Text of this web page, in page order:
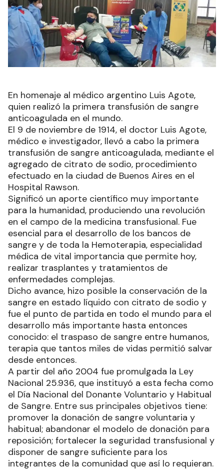
En homenaje al médico argentino Luis Agote,
quien realizó la primera transfusión de sangre
anticoagulada en el mundo.
El 9 de noviembre de 1914, el doctor Luis Agote,
médico e investigador, llevó a cabo la primera
transfusión de sangre anticoagulada, mediante el
agregado de citrato de sodio, procedimiento
efectuado en la ciudad de Buenos Aires en el
Hospital Rawson.
Significó un aporte científico muy importante
para la humanidad, produciendo una revolución
en el campo de la medicina transfusional. Fue
esencial para el desarrollo de los bancos de
sangre y de toda la Hemoterapia, especialidad
médica de vital importancia que permite hoy,
realizar trasplantes y tratamientos de
enfermedades complejas.
Dicho avance, hizo posible la conservación de la
sangre en estado líquido con citrato de sodio y
fue el punto de partida en todo el mundo para el
desarrollo más importante hasta entonces
conocido: el traspaso de sangre entre humanos,
terapia que tantos miles de vidas permitió salvar
desde entonces.
A partir del año 2004 fue promulgada la Ley
Nacional 25.936, que instituyó a esta fecha como
el Día Nacional del Donante Voluntario y Habitual
de Sangre. Entre sus principales objetivos tiene:
promover la donación de sangre voluntaria y
habitual; abandonar el modelo de donación para
reposición; fortalecer la seguridad transfusional y
disponer de sangre suficiente para los
integrantes de la comunidad que así lo requieran.